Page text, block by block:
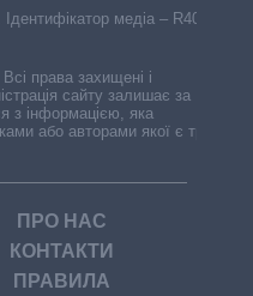
медіа – R40-
Всі права захищені і
сайту залишає за
з інформацією, яка
або авторами якої є треті
ПРО НАС
КОНТАКТИ
ПРАВИЛА